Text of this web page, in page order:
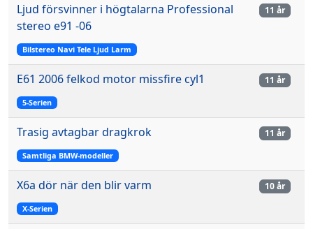
Ljud försvinner i högtalarna Professional
stereo e91 -06
Bilstereo Navi Tele Ljud Larm
11 år
E61 2006 felkod motor missfire cyl1
5-Serien
11 år
Trasig avtagbar dragkrok
Samtliga BMW-modeller
11 år
X6a dör när den blir varm
X-Serien
10 år